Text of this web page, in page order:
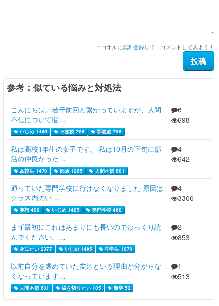
ココオルに無料登録して、コメントしてみよう！
参考：似ている悩みと対処法
こんにちは。若干前回と繋かっていますが、人間
不信について悩…
いじめ 1485 不登校 768 罪悪感 798
6
698
私は高校1年生の女子です。 私は10月の下旬に部
活の仲良かった…
高校生 1470 部活 1265 人間不信 681
4
642
通っていた専門学校に行けなくなりました 原因は
クラス内のい…
妄想 409 いじめ 1485 専門学校 468
4
3306
まず最初にこれはあまりにも長いのでゆっくり読
んでください。…
死にたい 2877 いじめ 1485 中学生 1073
2
853
以前自分を虐めていた友達といる理由が分からな
くなっています…
人間不信 681 縁を切りたい 105 侮辱 52
1
513